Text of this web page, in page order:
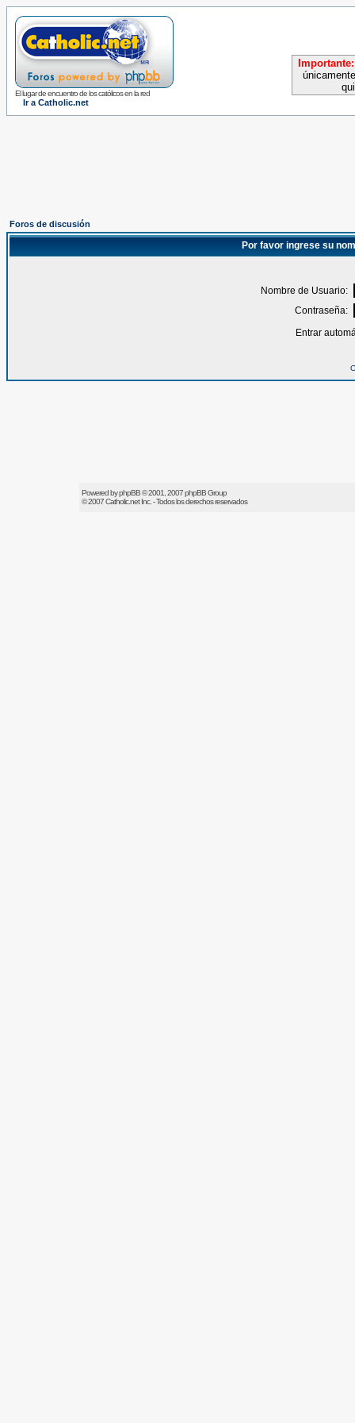
El lugar de encuentro de los católicos en la red
Ir a Catholic.net
Importante:
Foros de discusión
Por favor ingrese su
Nombre de Usuario:
Contraseña:
Entrar
Powered byphpBB© 2001, 2007 phpBB Group
© 2007Catholic.netInc. - Todos los derechos reservados